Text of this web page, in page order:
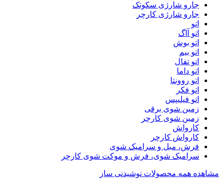
جارو شارژی سکوتک
جارو شارژی کارچر
اتو
اتو آاگ
اتو بوش
اتو بیم
اتو تفال
اتو داما
اتو روونتا
اتو فکر
اتو فیلیپس
زمین شوی برقی
زمین شوی کارچر
کارواش
کارواش کارچر
فرش، مبل و سرامیک شوی
سرامیک شوی، فرش و موکت شوی کارچر
مشاهده همه محصولات نوشیدنی ساز